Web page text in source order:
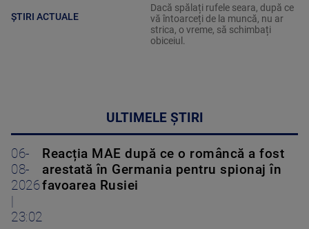
ȘTIRI ACTUALE
Dacă spălați rufele seara, după ce
vă întoarceți de la muncă, nu ar
strica, o vreme, să schimbați
obiceiul.
ULTIMELE ȘTIRI
06-
08-
2026
23:02
Reacția MAE după ce o româncă a fost
arestată în Germania pentru spionaj în
favoarea Rusiei